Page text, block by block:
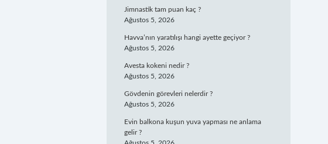
Jimnastik tam puan kaç ?
Ağustos 5, 2026
Havva’nın yaratılışı hangi ayette geçiyor ?
Ağustos 5, 2026
Avesta kokeni nedir ?
Ağustos 5, 2026
Gövdenin görevleri nelerdir ?
Ağustos 5, 2026
Evin balkona kuşun yuva yapması ne anlama
gelir ?